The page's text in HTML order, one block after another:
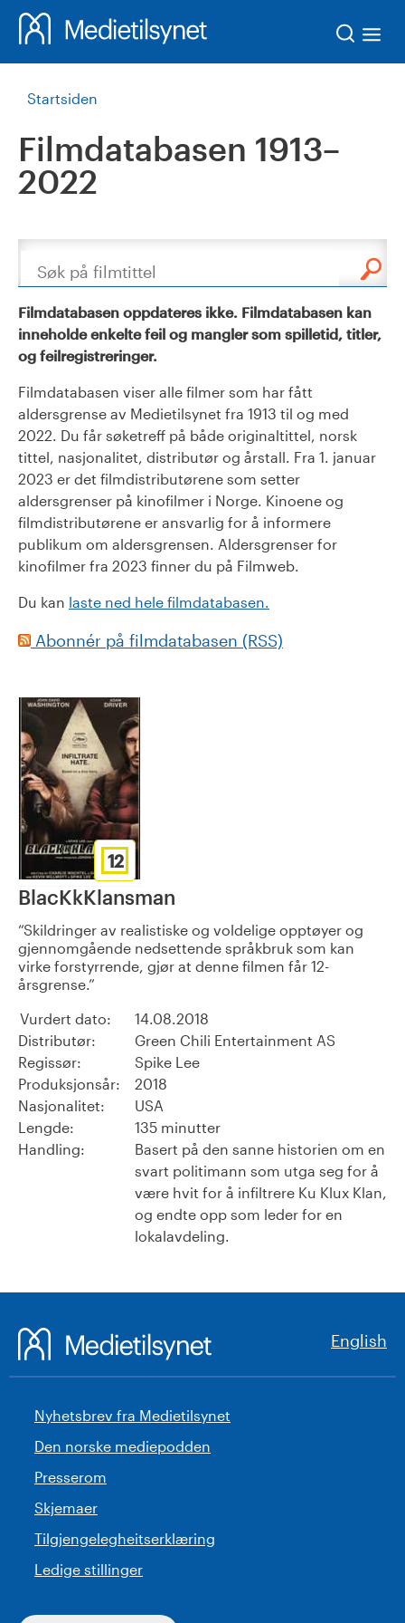
Startsiden
Filmdatabasen 1913–
2022
Søk
Filmdatabasen oppdateres ikke. Filmdatabasen kan
inneholde enkelte feil og mangler som spilletid, titler,
og feilregistreringer.
Filmdatabasen viser alle filmer som har fått
aldersgrense av Medietilsynet fra 1913 til og med
2022. Du får søketreff på både originaltittel, norsk
tittel, nasjonalitet, distributør og årstall. Fra 1. januar
2023 er det filmdistributørene som setter
aldersgrenser på kinofilmer i Norge. Kinoene og
filmdistributørene er ansvarlig for å informere
publikum om aldersgrensen. Aldersgrenser for
kinofilmer fra 2023 finner du på Filmweb.
Du kan laste ned hele filmdatabasen.
Abonnér på filmdatabasen (RSS)
12
BlacKkKlansman
Skildringer av realistiske og voldelige opptøyer og
gjennomgående nedsettende språkbruk som kan
virke forstyrrende, gjør at denne filmen får 12-
årsgrense.
Vurdert dato:
14.08.2018
Distributør:
Green Chili Entertainment AS
Regissør:
Spike Lee
Produksjonsår:
2018
Nasjonalitet:
USA
Lengde:
135 minutter
Handling:
Basert på den sanne historien om en
svart politimann som utga seg for å
være hvit for å infiltrere Ku Klux Klan,
og endte opp som leder for en
lokalavdeling.
English
Nyhetsbrev fra Medietilsynet
Den norske mediepodden
Presserom
Skjemaer
Tilgjengelegheitserklæring
Ledige stillinger